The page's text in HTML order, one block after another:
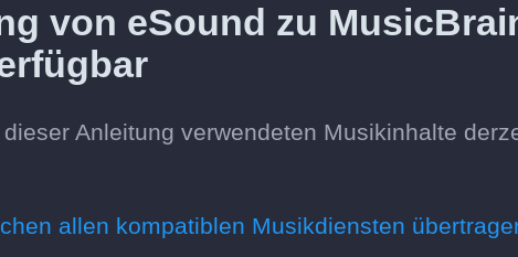
von eSound zu
Anleitung verwendeten Musikinhalte
allen kompatiblen Musikdiensten